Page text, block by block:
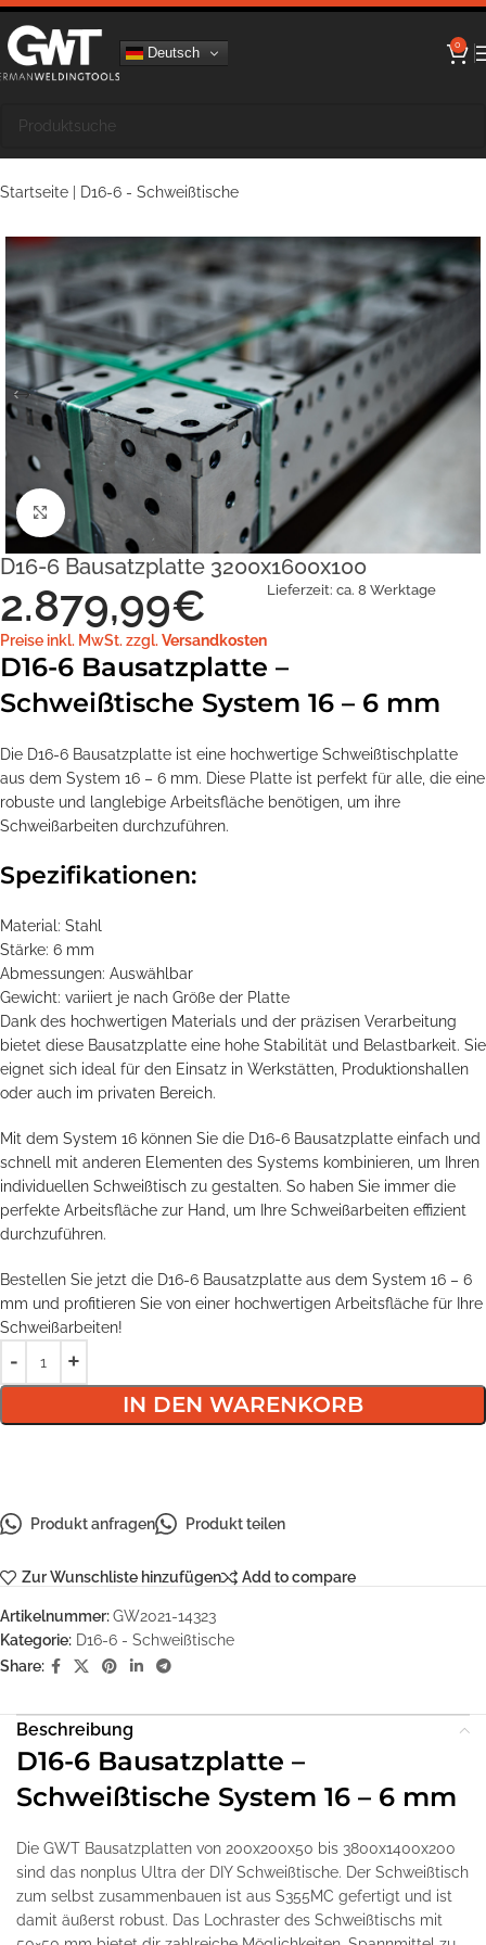
Deutsch 0
Startseite D16-6 - Schweißtische
Klick zum Vergrößern
D16-6 Bausatzplatte 3200x1600x100
2.879,99€
Preise inkl. MwSt. zzgl. Versandkosten
Lieferzeit: ca. 8 Werktage
D16-6 Bausatzplatte –
Schweißtische System 16 – 6 mm
Die D16-6 Bausatzplatte ist eine hochwertige Schweißtischplatte
aus dem System 16 – 6 mm. Diese Platte ist perfekt für alle, die eine
robuste und langlebige Arbeitsfläche benötigen, um ihre
Schweißarbeiten durchzuführen.
Spezifikationen:
Material: Stahl
Stärke: 6 mm
Abmessungen: Auswählbar
Gewicht: variiert je nach Größe der Platte
Dank des hochwertigen Materials und der präzisen Verarbeitung
bietet diese Bausatzplatte eine hohe Stabilität und Belastbarkeit. Sie
eignet sich ideal für den Einsatz in Werkstätten, Produktionshallen
oder auch im privaten Bereich.
Mit dem System 16 können Sie die D16-6 Bausatzplatte einfach und
schnell mit anderen Elementen des Systems kombinieren, um Ihren
individuellen Schweißtisch zu gestalten. So haben Sie immer die
perfekte Arbeitsfläche zur Hand, um Ihre Schweißarbeiten effizient
durchzuführen.
Bestellen Sie jetzt die D16-6 Bausatzplatte aus dem System 16 – 6
mm und profitieren Sie von einer hochwertigen Arbeitsfläche für Ihre
Schweißarbeiten!
IN DEN WARENKORB
Produkt anfragen Produkt teilen
Zur Wunschliste hinzufügen Add to compare
Artikelnummer:GW2021-14323
Kategorie: D16-6 - Schweißtische
Share:
Beschreibung
D16-6 Bausatzplatte –
Schweißtische System 16 – 6 mm
Die GWT Bausatzplatten von 200x200x50 bis 3800x1400x200
sind das nonplus Ultra der DIY Schweißtische. Der Schweißtisch
zum selbst zusammenbauen ist aus S355MC gefertigt und ist
damit äußerst robust. Das Lochraster des Schweißtischs mit